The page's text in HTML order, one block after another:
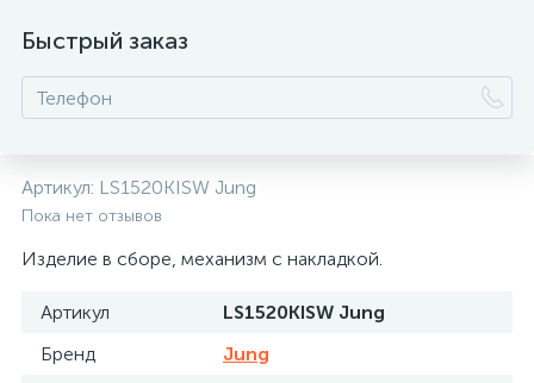
Быстрый заказ
Артикул: LS1520KISW Jung
Пока нет отзывов
Изделие в сборе, механизм с накладкой.
Артикул
LS1520KISW Jung
Бренд
Jung